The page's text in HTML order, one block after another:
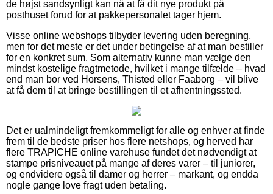
de højst sandsynligt kan nå at få dit nye produkt på
posthuset forud for at pakkepersonalet tager hjem.
Visse online webshops tilbyder levering uden beregning,
men for det meste er det under betingelse af at man bestiller
for en konkret sum. Som alternativ kunne man vælge den
mindst kostelige fragtmetode, hvilket i mange tilfælde – hvad
end man bor ved Horsens, Thisted eller Faaborg – vil blive
at få dem til at bringe bestillingen til et afhentningssted.
Det er ualmindeligt fremkommeligt for alle og enhver at finde
frem til de bedste priser hos flere netshops, og herved har
flere TRAPICHE online varehuse fundet det nødvendigt at
stampe prisniveauet på mange af deres varer – til juniorer,
og endvidere også til damer og herrer – markant, og endda
nogle gange love fragt uden betaling.